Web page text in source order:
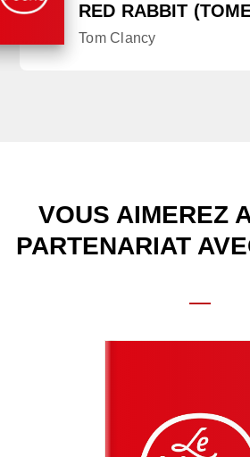
RED RABBIT
Tom Clancy
VOUS AIMEREZ
PARTENARIAT